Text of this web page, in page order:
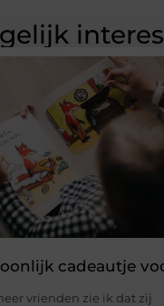
cadeautje
vrienden zie ik dat zij